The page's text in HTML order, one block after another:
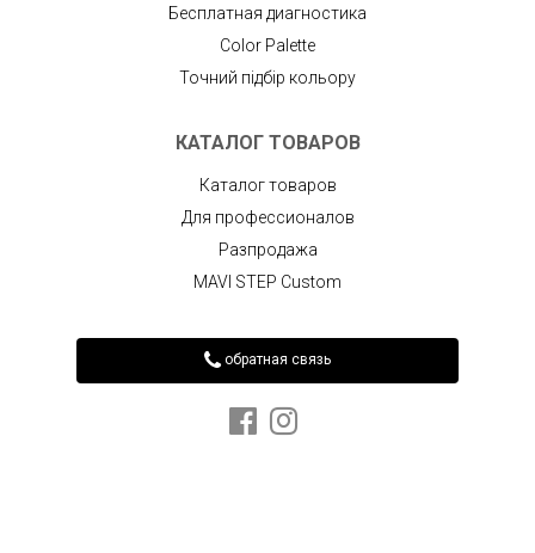
Бесплатная диагностика
Color Palette
Точний підбір кольору
КАТАЛОГ ТОВАРОВ
Каталог товаров
Для профессионалов
Разпродажа
MAVI STEP Custom
обратная связь